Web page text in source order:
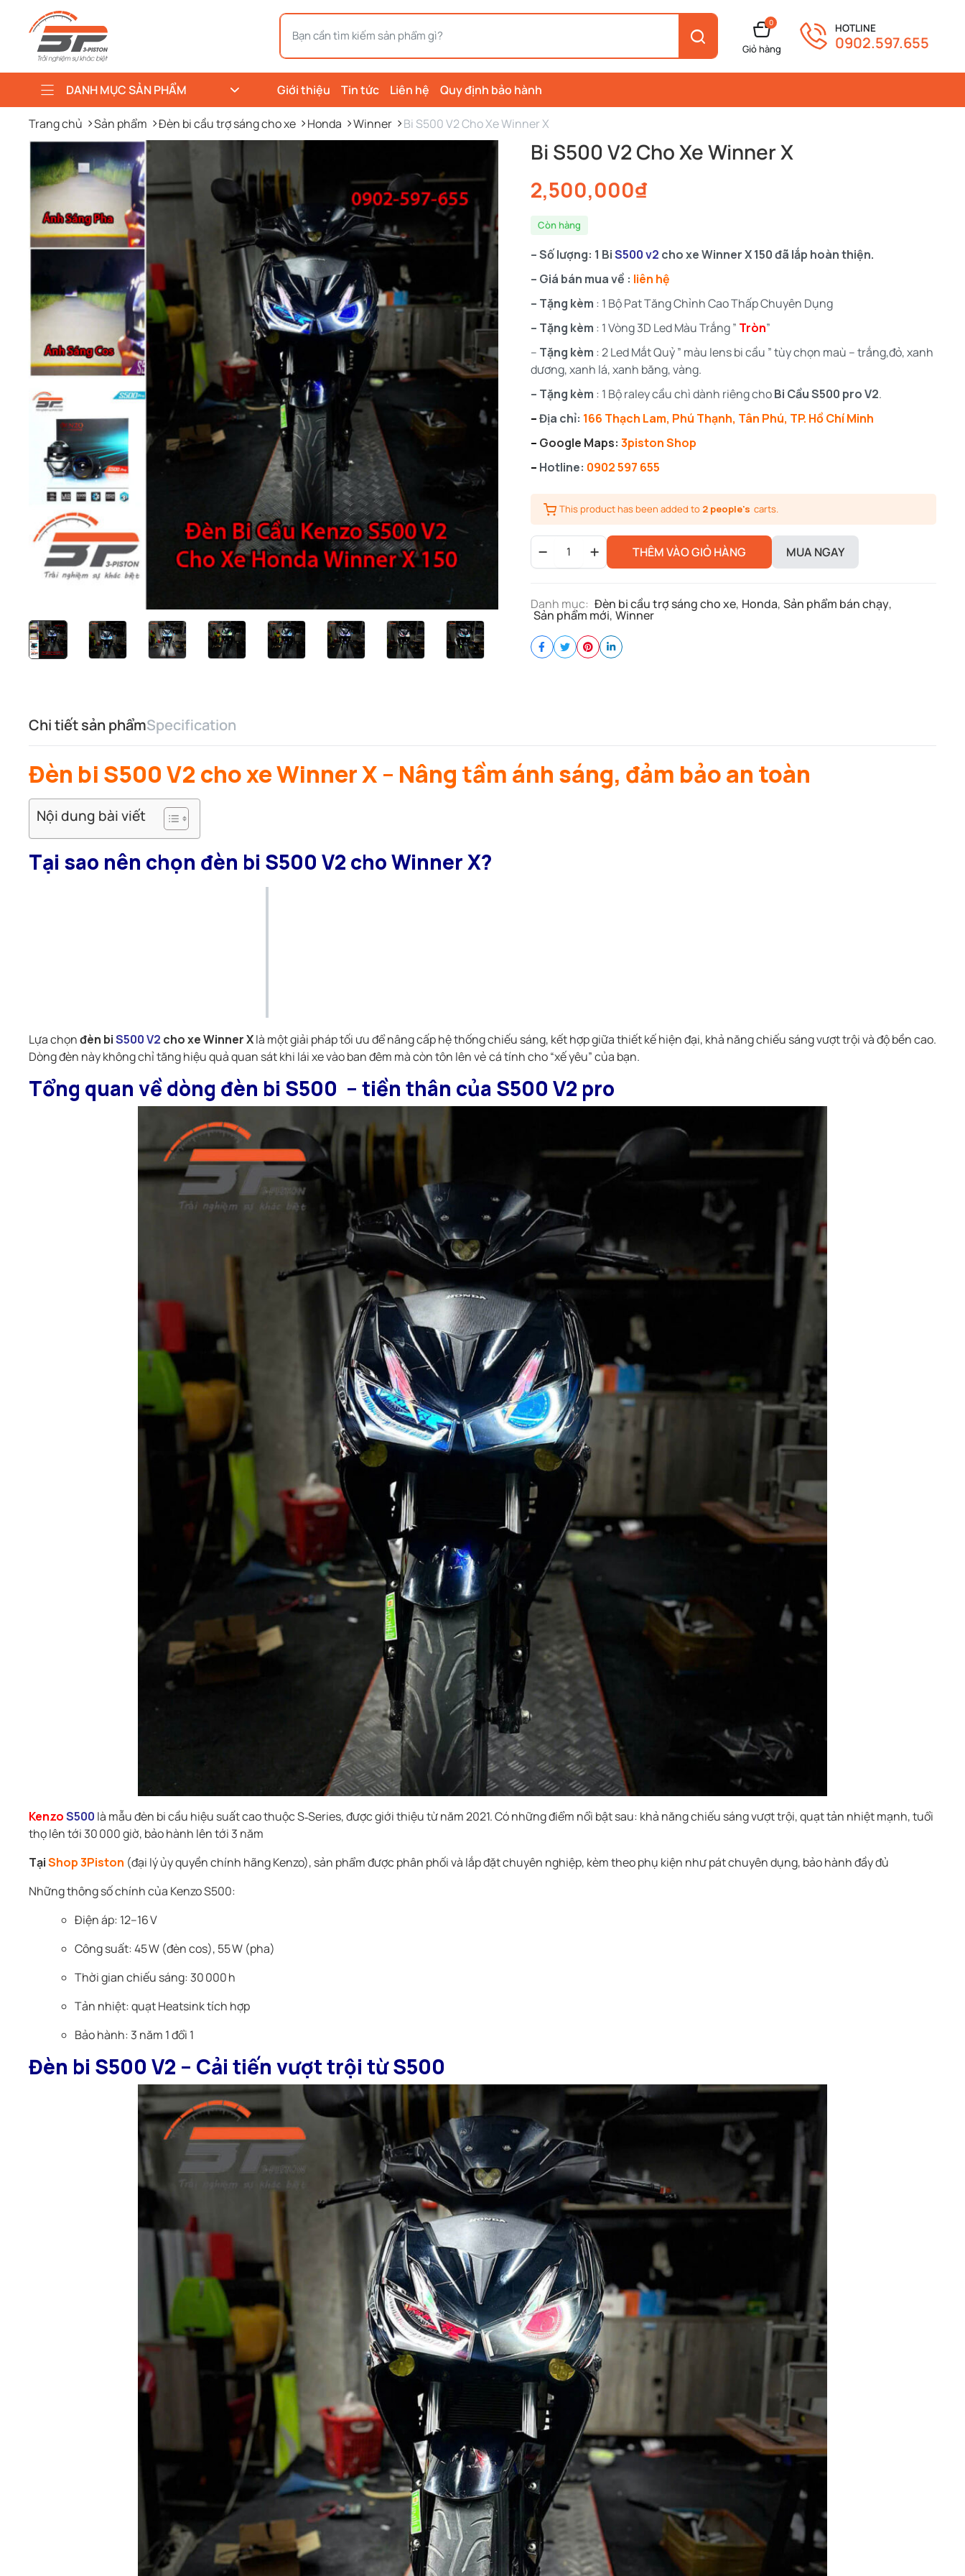
0
Giỏ hàng
HOTLINE
0902.597.655
DANH MỤC SẢN PHẨM Giới thiệu Tin tức Liên hệ Quy định bảo hành
Trang chủ Sản phẩm Đèn bi cầu trợ sáng cho xe Honda Winner Bi S500 V2 Cho Xe Winner X
Bi S500 V2 Cho Xe Winner X
2,500,000₫
Còn hàng
– Số lượng: 1 BiS500 v2 cho xe Winner X 150 đã lắp hoàn thiện.
– Giá bán mua về : liên hệ
– Tặng kèm : 1 Bộ Pat Tăng Chỉnh Cao Thấp Chuyên Dụng
– Tặng kèm : 1 Vòng 3D Led Màu Trắng ” Tròn”
– Tặng kèm : 2 Led Mắt Quỷ ” màu lens bi cầu ” tùy chọn maù – trắng,đỏ, xanh
dương, xanh lá, xanh băng, vàng.
– Tặng kèm : 1 Bộ raley cầu chì dành riêng choBi Cầu S500 pro V2.
–Địa chỉ: 166 Thạch Lam, Phú Thạnh, Tân Phú, TP. Hồ Chí Minh
– Google Maps: 3piston Shop
– Hotline: 0902 597 655
This product has been added to 2 people's carts.
S500
V2
Winner
X
quantity
THÊM VÀO GIỎ HÀNG MUA NGAY
Danh mục: Đèn bi cầu trợ sáng cho xe, Honda, Sản phẩm bán chạy,
Sản phẩm mới, Winner
Chi tiết sản phẩmSpecification
Đèn bi S500 V2 cho xe Winner X – Nâng tầm ánh sáng, đảm bảo an toàn
Nội dung bài viết
Tại sao nên chọn đèn bi S500 V2 cho Winner X?
Lựa chọnđèn biS500 V2 cho xe Winner Xlà một giải pháp tối ưu để nâng cấp hệ thống chiếu sáng, kết hợp giữa thiết kế hiện đại, khả năng chiếu sáng vượt trội và độ bền cao.
Dòng đèn này không chỉ tăng hiệu quả quan sát khi lái xe vào ban đêm mà còn tôn lên vẻ cá tính cho “xế yêu” của bạn.
Tổng quan về dòng đèn bi S500 – tiền thân của S500 V2 pro
KenzoS500 là mẫu đèn bi cầu hiệu suất cao thuộc S‑Series, được giới thiệu từ năm 2021. Có những điểm nổi bật sau: khả năng chiếu sáng vượt trội, quạt tản nhiệt mạnh, tuổi
thọ lên tới 30 000 giờ, bảo hành lên tới 3 năm
TạiShop 3Piston (đại lý ủy quyền chính hãng Kenzo), sản phẩm được phân phối và lắp đặt chuyên nghiệp, kèm theo phụ kiện như pát chuyên dụng, bảo hành đầy đủ
Những thông số chính của Kenzo S500:
Điện áp: 12–16 V
Công suất: 45 W (đèn cos), 55 W (pha)
Thời gian chiếu sáng: 30 000 h
Tản nhiệt: quạt Heatsink tích hợp
Bảo hành: 3 năm 1 đổi 1
Đèn bi S500 V2 – Cải tiến vượt trội từ S500